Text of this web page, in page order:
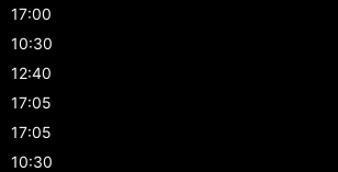
17:00
10:30
12:40
17:05
17:05
10:30